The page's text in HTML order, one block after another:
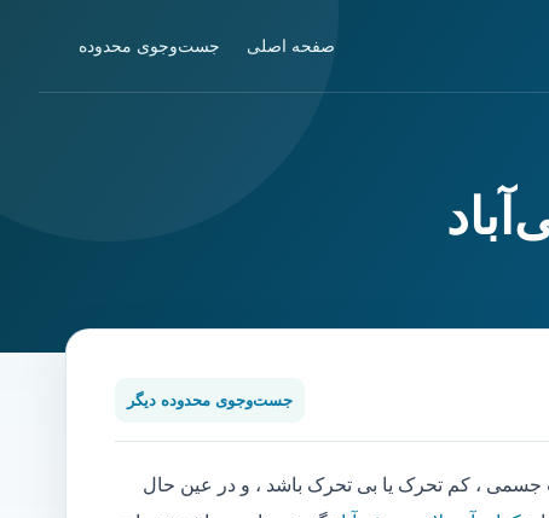
صفحه اصلی جست‌وجوی محدوده
جست‌وجوی محدوده دیگر
، کم تحرک یا بی تحرک باشد ، و در عین حال